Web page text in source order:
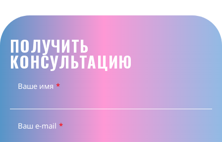
ПОЛУЧИТЬ
КОНСУЛЬТАЦИЮ
Ваше имя *
Ваш e-mail *